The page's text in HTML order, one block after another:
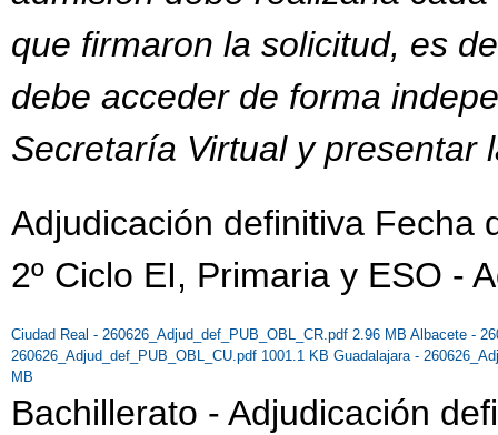
que firmaron la solicitud, es
debe acceder de forma
Secretaría Virtual y presentar
Adjudicación definitiva Fecha
2º Ciclo EI, Primaria y ESO -
Ciudad Real - 260626_Adjud_def_PUB_OBL_CR.pdf 2.96 MB Albacete -
260626_Adjud_def_PUB_OBL_CU.pdf 1001.1 KB Guadalajara -
MB
Bachillerato - Adjudicación